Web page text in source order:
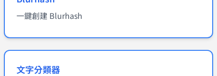
一鍵創建 Blurhash
文字分類器